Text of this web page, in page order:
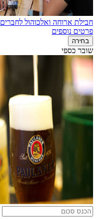
חבילת ארוחה ואלכוהול לחברים
פרטים נוספים
בחירה
שובר כספי